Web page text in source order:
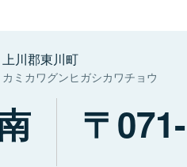
上川郡東川町
カミカワグンヒガシカワチョウ